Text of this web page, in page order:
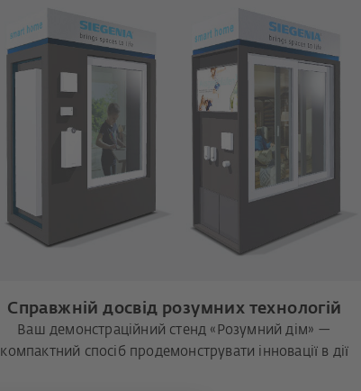
Справжній досвід розумних технологій
Ваш демонстраційний стенд «Розумний дім» —
компактний спосіб продемонструвати інновації в дії